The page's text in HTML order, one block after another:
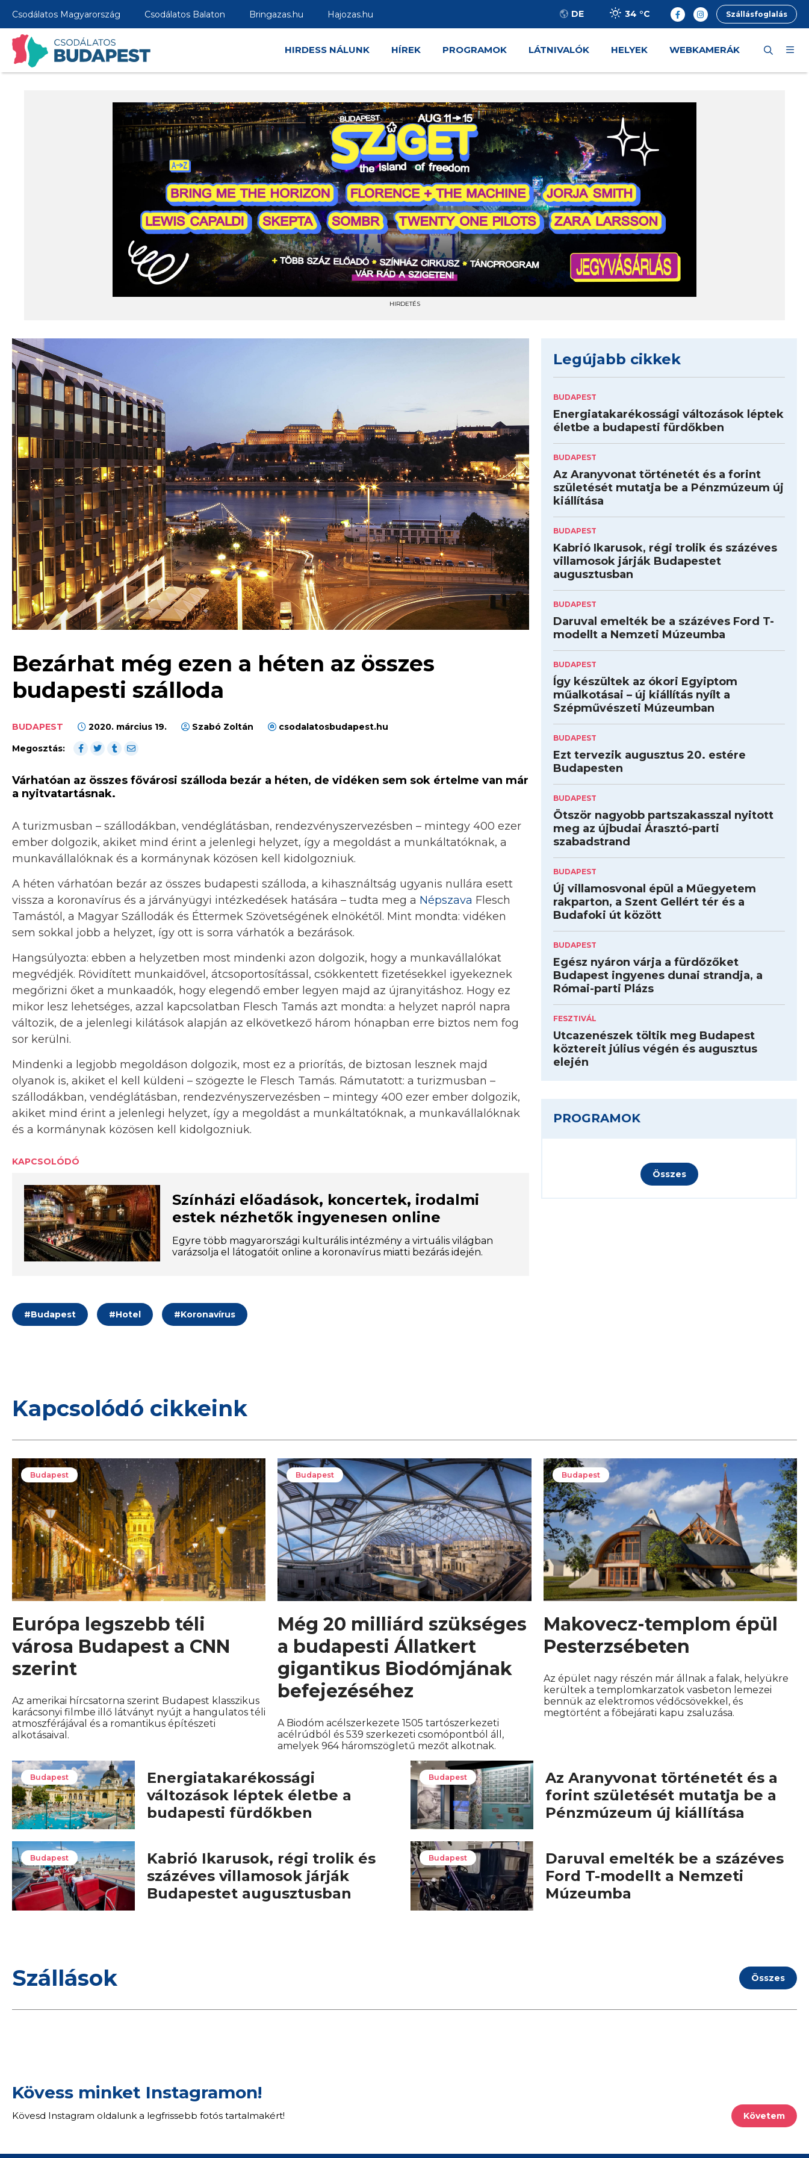
Csodálatos Magyarország Csodálatos Balaton Bringazas.hu Hajozas.hu DE 34 °C Szállásfoglalás
HIRDESS NÁLUNK HÍREK PROGRAMOK LÁTNIVALÓK HELYEK WEBKAMERÁK
HIRDETÉS
Bezárhat még ezen a héten az összes
budapesti szálloda
BUDAPEST 2020. március 19. Szabó Zoltán
csodalatosbudapest.hu
Megosztás:
Várhatóan az összes fővárosi szálloda bezár a héten, de vidéken sem sok értelme van már
a nyitvatartásnak.
A turizmusban – szállodákban, vendéglátásban, rendezvényszervezésben – mintegy 400 ezer
ember dolgozik, akiket mind érint a jelenlegi helyzet, így a megoldást a munkáltatóknak, a
munkavállalóknak és a kormánynak közösen kell kidolgozniuk.
A héten várhatóan bezár az összes budapesti szálloda, a kihasználtság ugyanis nullára esett
vissza a koronavírus és a járványügyi intézkedések hatására – tudta meg a Népszava Flesch
Tamástól, a Magyar Szállodák és Éttermek Szövetségének elnökétől. Mint mondta: vidéken
sem sokkal jobb a helyzet, így ott is sorra várhatók a bezárások.
Hangsúlyozta: ebben a helyzetben most mindenki azon dolgozik, hogy a munkavállalókat
megvédjék. Rövidített munkaidővel, átcsoportosítással, csökkentett fizetésekkel igyekeznek
megőrizni őket a munkaadók, hogy elegendő ember legyen majd az újranyitáshoz. Hogy ez
mikor lesz lehetséges, azzal kapcsolatban Flesch Tamás azt mondta: a helyzet napról napra
változik, de a jelenlegi kilátások alapján az elkövetkező három hónapban erre biztos nem fog
sor kerülni.
Mindenki a legjobb megoldáson dolgozik, most ez a priorítás, de biztosan lesznek majd
olyanok is, akiket el kell küldeni – szögezte le Flesch Tamás. Rámutatott: a turizmusban –
szállodákban, vendéglátásban, rendezvényszervezésben – mintegy 400 ezer ember dolgozik,
akiket mind érint a jelenlegi helyzet, így a megoldást a munkáltatóknak, a munkavállalóknak
és a kormánynak közösen kell kidolgozniuk.
KAPCSOLÓDÓ
Színházi előadások, koncertek, irodalmi
estek nézhetők ingyenesen online
Egyre több magyarországi kulturális intézmény a virtuális világban
varázsolja el látogatóit online a koronavírus miatti bezárás idején.
#Budapest #Hotel #Koronavírus
Legújabb cikkek
BUDAPEST
Energiatakarékossági változások léptek
életbe a budapesti fürdőkben
BUDAPEST
Az Aranyvonat történetét és a forint
születését mutatja be a Pénzmúzeum új
kiállítása
BUDAPEST
Kabrió Ikarusok, régi trolik és százéves
villamosok járják Budapestet
augusztusban
BUDAPEST
Daruval emelték be a százéves Ford T-
modellt a Nemzeti Múzeumba
BUDAPEST
Így készültek az ókori Egyiptom
műalkotásai – új kiállítás nyílt a
Szépművészeti Múzeumban
BUDAPEST
Ezt tervezik augusztus 20. estére
Budapesten
BUDAPEST
Ötször nagyobb partszakasszal nyitott
meg az újbudai Árasztó-parti
szabadstrand
BUDAPEST
Új villamosvonal épül a Műegyetem
rakparton, a Szent Gellért tér és a
Budafoki út között
BUDAPEST
Egész nyáron várja a fürdőzőket
Budapest ingyenes dunai strandja, a
Római-parti Plázs
FESZTIVÁL
Utcazenészek töltik meg Budapest
köztereit július végén és augusztus
elején
PROGRAMOK
Összes
Kapcsolódó cikkeink
Budapest
Európa legszebb téli
városa Budapest a CNN
szerint
Az amerikai hírcsatorna szerint Budapest klasszikus
karácsonyi filmbe illő látványt nyújt a hangulatos téli
atmoszférájával és a romantikus építészeti
alkotásaival.
Budapest
Még 20 milliárd szükséges
a budapesti Állatkert
gigantikus Biodómjának
befejezéséhez
A Biodóm acélszerkezete 1505 tartószerkezeti
acélrúdból és 539 szerkezeti csomópontból áll,
amelyek 964 háromszögletű mezőt alkotnak.
Budapest
Makovecz-templom épül
Pesterzsébeten
Az épület nagy részén már állnak a falak, helyükre
kerültek a templomkarzatok vasbeton lemezei
bennük az elektromos védőcsövekkel, és
megtörtént a főbejárati kapu zsaluzása.
Budapest
Energiatakarékossági
változások léptek életbe a
budapesti fürdőkben
Budapest
Az Aranyvonat történetét és a
forint születését mutatja be a
Pénzmúzeum új kiállítása
Budapest
Kabrió Ikarusok, régi trolik és
százéves villamosok járják
Budapestet augusztusban
Budapest
Daruval emelték be a százéves
Ford T-modellt a Nemzeti
Múzeumba
Szállások Összes
Kövess minket Instagramon!
Kövesd Instagram oldalunk a legfrissebb fotós tartalmakért! Követem